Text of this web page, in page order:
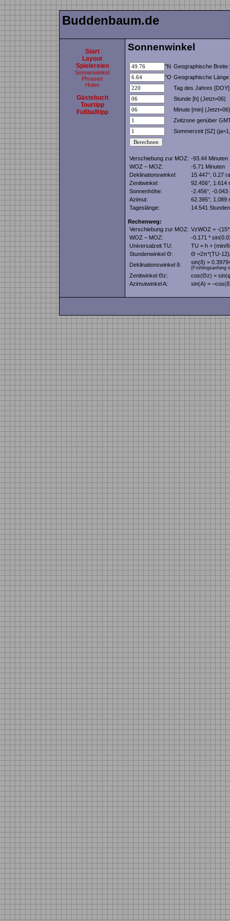
Buddenbaum.de
Start
Layout
Spielereien
Sonnenwinkel
Phrasen
Holen
Gästebuch
Tourtipp
Fußballtipp
Sonnenwinkel
°N Geographische
°O Geographische
Tag des Jahres
Stunde [h] (Jetzt=06)
Minute [min] (Jetzt=06)
Zeitzone genüber
Sommerzeit [SZ]
Verschiebung zur MOZ: -93.44 Minuten
WOZ – MOZ:
-5.71 Minuten
Deklinationswinkel:
15.447°, 0.27
Zenitwinkel:
92.456°, 1.614
Sonnenhöhe:
-2.456°, -0.043
Azimut:
62.395°, 1.089
Tageslänge:
14.541 Stunden
Rechenweg:
Verschiebung zur MOZ: VzWOZ = -
WOZ – MOZ:
-0.171 *
Universalzeit TU:
TU = h + (min/
Stundenwinkel Θ:
Θ =2π*(TU-
Deklinationswinkel δ:
sin(δ) =
(Frühlingsanfang
Zenitwinkel Θz:
cos(Θz) =
Azimutwinkel A:
sin(A) =